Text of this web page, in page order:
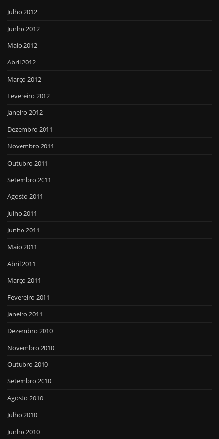
Julho 2012
Junho 2012
Maio 2012
Abril 2012
Março 2012
Fevereiro 2012
Janeiro 2012
Dezembro 2011
Novembro 2011
Outubro 2011
Setembro 2011
Agosto 2011
Julho 2011
Junho 2011
Maio 2011
Abril 2011
Março 2011
Fevereiro 2011
Janeiro 2011
Dezembro 2010
Novembro 2010
Outubro 2010
Setembro 2010
Agosto 2010
Julho 2010
Junho 2010